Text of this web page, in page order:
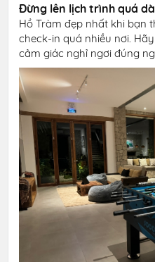
Đừng lên lịch trình quá
Hồ Tràm đẹp nhất khi bạn
check-in quá nhiều nơi.
cảm giác nghỉ ngơi đúng